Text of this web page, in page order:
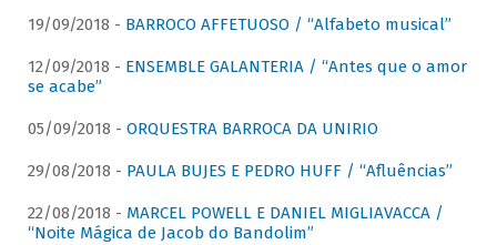
19/09/2018 - BARROCO AFFETUOSO / “Alfabeto musical”
12/09/2018 - ENSEMBLE GALANTERIA / “Antes que o amor
se acabe”
05/09/2018 - ORQUESTRA BARROCA DA UNIRIO
29/08/2018 - PAULA BUJES E PEDRO HUFF / “Afluências”
22/08/2018 - MARCEL POWELL E DANIEL MIGLIAVACCA /
“Noite Mágica de Jacob do Bandolim”